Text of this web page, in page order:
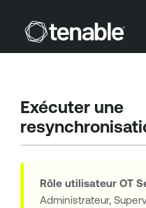
Passer au
Exécuter une
Rôle utilisateur OT
Administrateur,